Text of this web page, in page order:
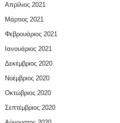
Απρίλιος 2021
Μάρτιος 2021
Φεβρουάριος 2021
Ιανουάριος 2021
Δεκέμβριος 2020
Νοέμβριος 2020
Οκτώβριος 2020
Σεπτέμβριος 2020